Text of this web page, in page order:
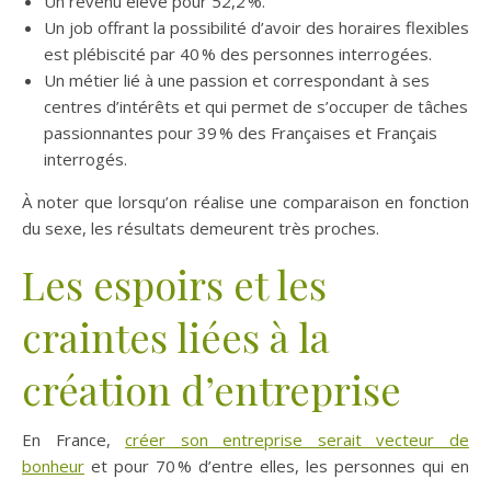
Un job offrant la possibilité d’avoir des horaires flexibles
est plébiscité par 40 % des personnes interrogées.
Un métier lié à une passion et correspondant à ses
centres d’intérêts et qui permet de s’occuper de tâches
passionnantes pour 39 % des Françaises et Français
interrogés.
À noter que lorsqu’on réalise une comparaison en fonction
du sexe, les résultats demeurent très proches.
Les espoirs et les
craintes liées à la
création d’entreprise
En France,créer son entreprise serait vecteur de
bonheur et pour 70 % d’entre elles, les personnes qui en